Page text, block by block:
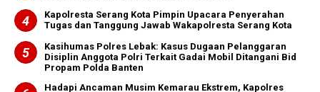
Kapolresta Serang Kota Pimpin Upacara Penyerahan
Tugas dan Tanggung Jawab Wakapolresta Serang Kota
Kasihumas Polres Lebak: Kasus Dugaan Pelanggaran
Disiplin Anggota Polri Terkait Gadai Mobil Ditangani Bid
Propam Polda Banten
Hadapi Ancaman Musim Kemarau Ekstrem, Kapolres